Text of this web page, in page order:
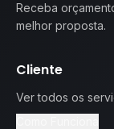
Receba
melhor proposta.
Cliente
Ver todos os